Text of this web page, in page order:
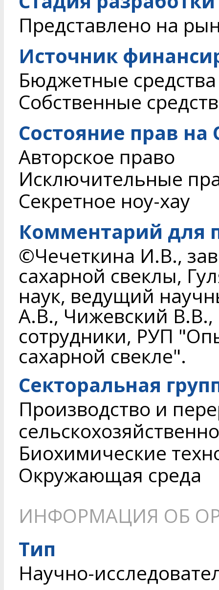
Представлено на
Источник
Бюджетные средства
Собственные
Состояние прав на
Авторское право
Исключительные
Секретное ноу-хау
Комментарий для
©Чечеткина И.В.,
сахарной свеклы,
наук, ведущий
А.В., Чижевский
сотрудники, РУП
сахарной свекле".
Секторальная
Производство и
Биохимические
Окружающая среда
ИНФОРМАЦИЯ ОБ
Тип
Научно-